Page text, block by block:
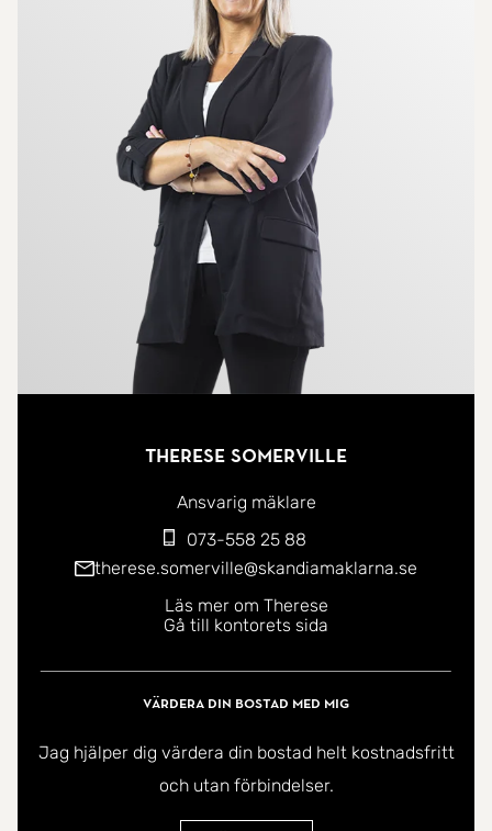
Therese Somerville
Ansvarig mäklare
073-558 25 88
therese.somerville@skandiamaklarna.se
Läs mer om Therese
Gå till kontorets sida
Värdera din bostad med mig
Jag hjälper dig värdera din bostad helt kostnadsfritt
och utan förbindelser.